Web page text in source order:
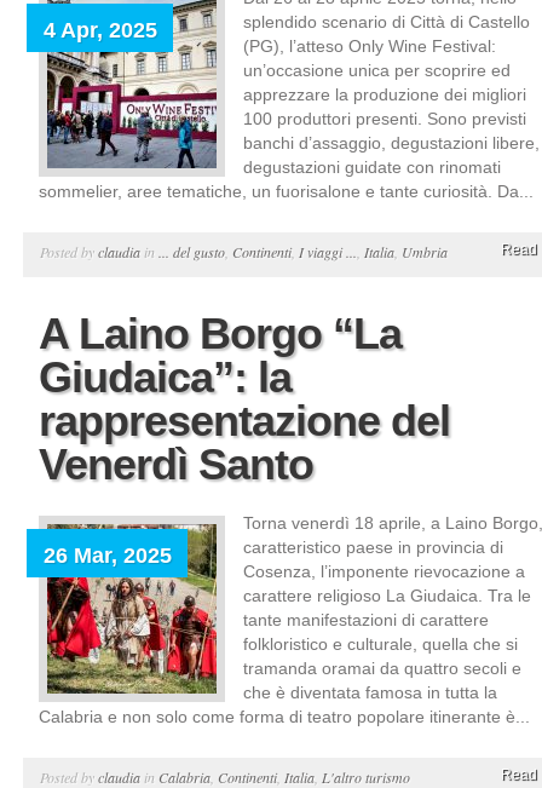
4 Apr, 2025
splendido scenario di Città di Castello
(PG), l’atteso Only Wine Festival:
un’occasione unica per scoprire ed
apprezzare la produzione dei migliori
100 produttori presenti. Sono previsti
banchi d’assaggio, degustazioni libere,
degustazioni guidate con rinomati
sommelier, aree tematiche, un fuorisalone e tante curiosità. Da...
Posted byclaudia in ... del gusto Continenti, I viaggi ... Italia Umbria Read
A Laino Borgo “La
Giudaica”: la
rappresentazione del
Venerdì Santo
26 Mar, 2025
Torna venerdì 18 aprile, a Laino Borgo,
caratteristico paese in provincia di
Cosenza, l’imponente rievocazione a
carattere religioso La Giudaica. Tra le
tante manifestazioni di carattere
folkloristico e culturale, quella che si
tramanda oramai da quattro secoli e
che è diventata famosa in tutta la
Calabria e non solo come forma di teatro popolare itinerante è...
Posted byclaudia in Calabria Continenti, Italia L'altro turismo Read